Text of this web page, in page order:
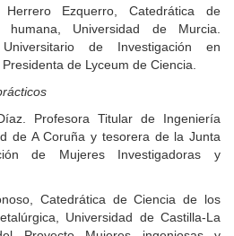
Ezquerro, Catedrática de
Universidad de Murcia.
de Investigación en
Presidenta de Lyceum de Ciencia.
Profesora Titular de Ingeniería
de A Coruña y tesorera de la Junta
de Mujeres Investigadoras y
Catedrática de Ciencia de los
Universidad de Castilla-La